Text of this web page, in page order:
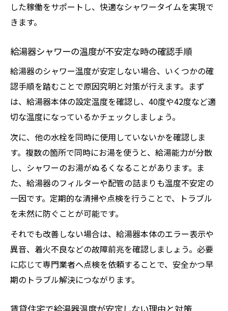
した稼働をサポートし、快適なシャワータイムを実現で
きます。
給湯器シャワーの温度が不安定な時の確認手順
給湯器のシャワー温度が安定しない場合、いくつかの確
認手順を踏むことで原因究明と対策が行えます。まず
は、給湯器本体の設定温度を確認し、40度や42度など適
切な温度になっているかチェックしましょう。
次に、他の水栓を同時に使用していないかを確認しま
す。複数の箇所で同時にお湯を使うと、給湯能力が分散
し、シャワーのお湯がぬるくなることがあります。ま
た、給湯器のフィルターや配管の詰まりも温度不安定の
一因です。定期的な清掃や点検を行うことで、トラブル
を未然に防ぐことが可能です。
それでも改善しない場合は、給湯器本体のエラー表示や
異音、着火不良などの故障前兆を確認しましょう。必要
に応じて専門業者へ点検を依頼することで、安全かつ早
期のトラブル解決につながります。